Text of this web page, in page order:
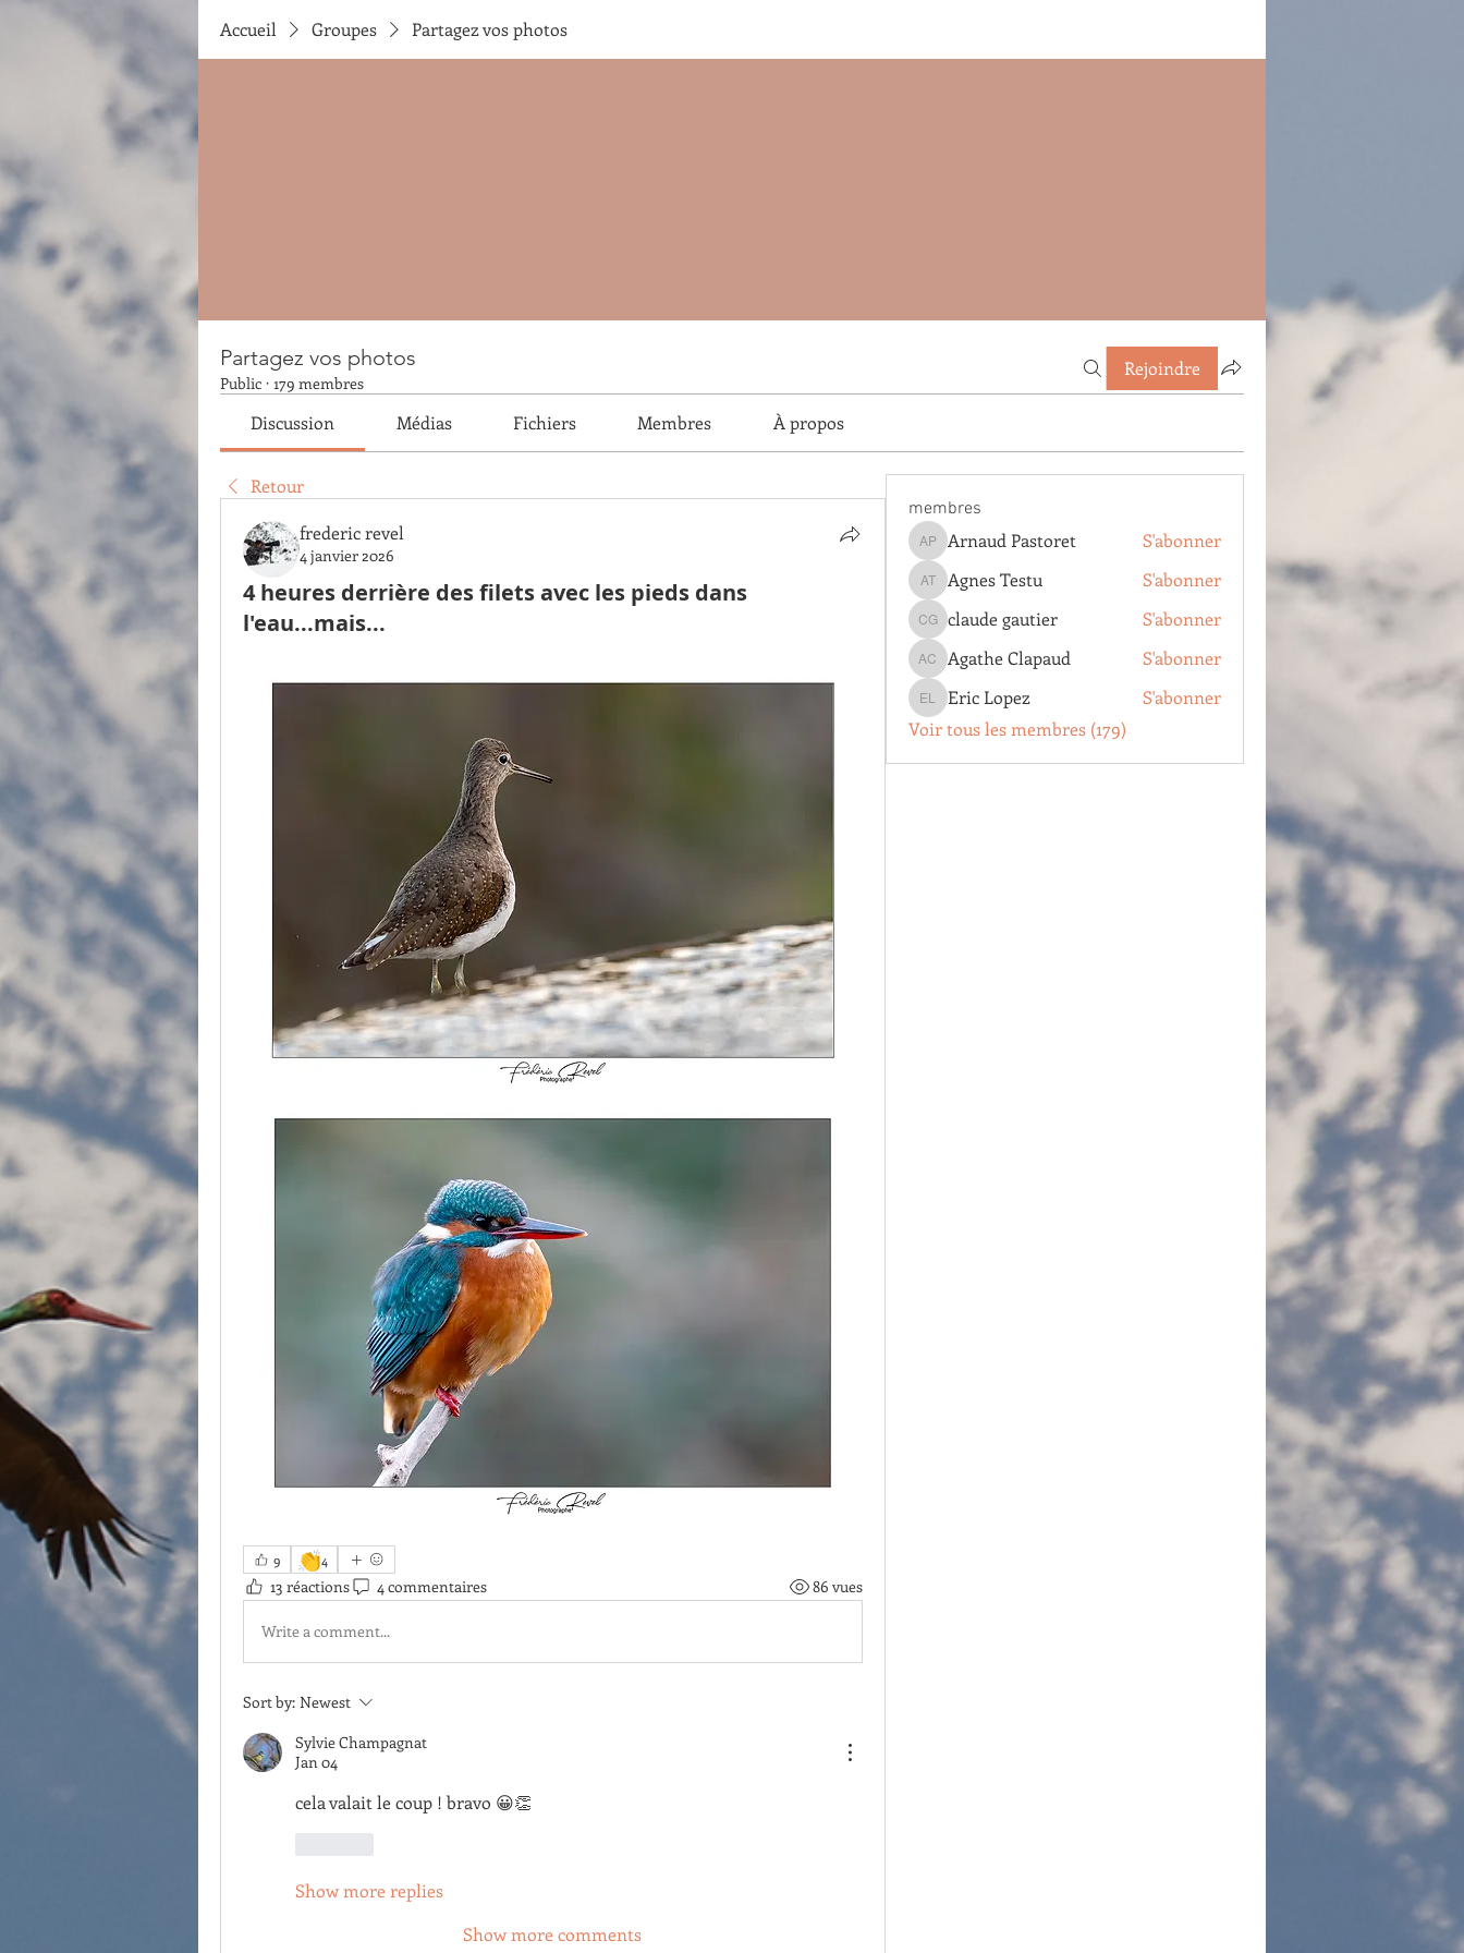
Accueil Groupes Partagez vos photos
Partagez vos photos
Public · 179 membres
Rejoindre
Discussion Médias Fichiers Membres À propos
Retour
frederic revel
4 janvier 2026
4 heures derrière des filets avec les pieds dans
l'eau...mais...
9 👏4
13 réactions 4 commentaires 86 vues
Write a comment...
Sort by: Newest
Sylvie Champagnat
Jan 04
cela valait le coup ! bravo 😀👏
Show more replies
Show more comments
membres
Arnaud Pastoret
Arnaud Pastoret S'abonner
Agnes Testu
Agnes Testu S'abonner
claude gautier
claude gautier S'abonner
Agathe Clapaud
Agathe Clapaud S'abonner
Eric Lopez
Eric Lopez
S'abonner
Voir tous les membres (179)